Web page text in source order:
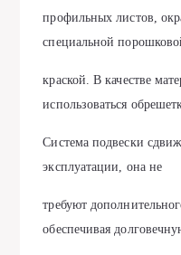
профильных листов,
специальной
краской. В качестве
использоваться
Система подвески
эксплуатации, она не
требуют
обеспечивая